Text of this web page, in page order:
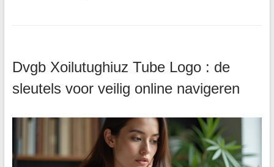
Dvgb Xoilutughiuz Tube Logo : de
sleutels voor veilig online navigeren